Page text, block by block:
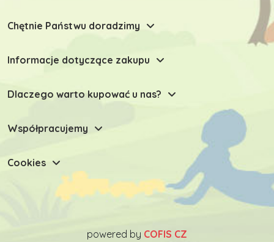
Chętnie Państwu doradzimy
Informacje dotyczące zakupu
Dlaczego warto kupować u nas?
Współpracujemy
Cookies
powered by COFIS CZ